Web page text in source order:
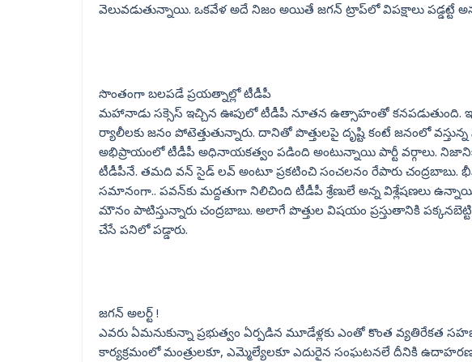
వెలువడుతున్నాయి. ఒకవేళ అదే నిజం అయితే జగన్ ట్రాప్‌లో విపక్షాలు పడ్డట్టే
సొంతంగా బలపడే ప్రయత్నాల్లో టీడీపీ
మహానాడు సక్సెస్ ఇచ్చిన ఊపులో టీడీపీ నూతన ఉత్సాహంతో కనపడుతుంది.
ర్యాలీలకు జనం పోటెత్తుతున్నారు. దానితో పొత్తులపై దృష్టి కంటే జనంలో
అభిప్రాయంలో టీడీపీ అధినాయకత్వం పడింది అంటున్నాయి పార్టీ వర్గాలు.
టీడీపీనే. తమది వన్ సైడ్ లవ్ అంటూ ప్రకటించి సంచలనం రేపారు
సమానంగా.. పవన్‌కు మద్దతుగా నిలిచింది టీడీపీ శ్రేణులే అన్న విశ్లేషణలు
మౌనం పాటిస్తున్నారు చంద్రబాబు. అలాగే పొత్తుల విషయం ప్రస్తుతానికి
చేసే పనిలో పడ్డారు.
జగన్ అలర్ట్ !
ఎవరు ఏమనుకున్నా ప్రభుత్వం ఏర్పడిన మూడేళ్లకు ఎంతో కొంత వ్యతిరేకత
కార్యక్రమంలో మంత్రులకూ, ఎమ్మెల్యేలకూ ఎదురైన సంఘటనలే దీనికి